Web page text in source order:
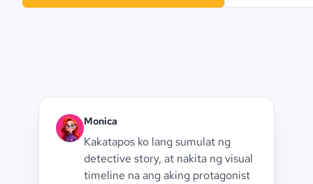
Monica
Kakatapos ko lang sumulat ng
detective story, at nakita ng visual
timeline na ang aking protagonist